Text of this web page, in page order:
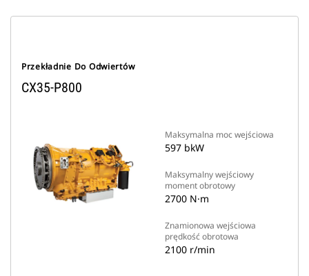
Przekładnie Do Odwiertów
CX35-P800
Maksymalna moc wejściowa
597 bkW
Maksymalny wejściowy
moment obrotowy
2700 N·m
Znamionowa wejściowa
prędkość obrotowa
2100 r/min